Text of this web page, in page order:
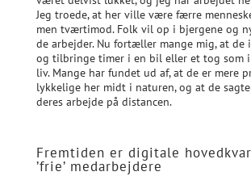
Jeg troede, at her ville være færre
men tværtimod. Folk vil op i bjergene og
de arbejder. Nu fortæller mange mig, at de
og tilbringe timer i en bil eller et tog som
liv. Mange har fundet ud af, at de er mere
lykkelige her midt i naturen, og at de
deres arbejde på distancen.
Fremtiden er digitale
’frie’ medarbejdere